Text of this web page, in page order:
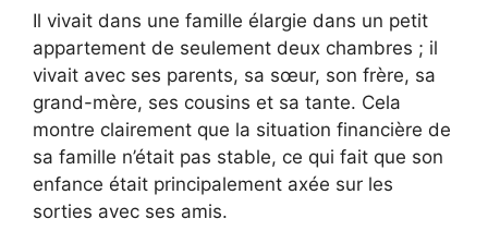
Il vivait dans une famille élargie dans un petit
appartement de seulement deux chambres ; il
vivait avec ses parents, sa sœur, son frère, sa
grand-mère, ses cousins et sa tante. Cela
montre clairement que la situation financière de
sa famille n’était pas stable, ce qui fait que son
enfance était principalement axée sur les
sorties avec ses amis.